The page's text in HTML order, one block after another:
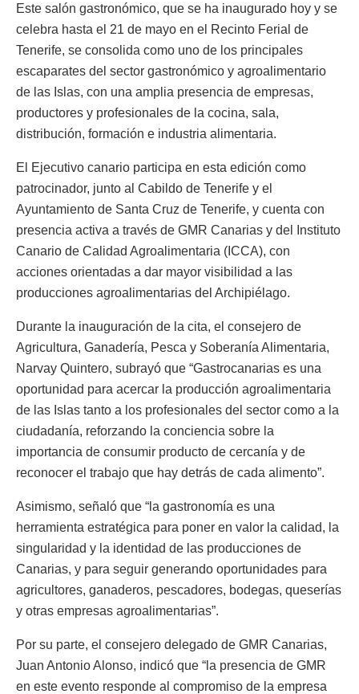
Este salón gastronómico, que se ha inaugurado hoy y se
celebra hasta el 21 de mayo en el Recinto Ferial de
Tenerife, se consolida como uno de los principales
escaparates del sector gastronómico y agroalimentario
de las Islas, con una amplia presencia de empresas,
productores y profesionales de la cocina, sala,
distribución, formación e industria alimentaria.
El Ejecutivo canario participa en esta edición como
patrocinador, junto al Cabildo de Tenerife y el
Ayuntamiento de Santa Cruz de Tenerife, y cuenta con
presencia activa a través de GMR Canarias y del Instituto
Canario de Calidad Agroalimentaria (ICCA), con
acciones orientadas a dar mayor visibilidad a las
producciones agroalimentarias del Archipiélago.
Durante la inauguración de la cita, el consejero de
Agricultura, Ganadería, Pesca y Soberanía Alimentaria,
Narvay Quintero, subrayó que “Gastrocanarias es una
oportunidad para acercar la producción agroalimentaria
de las Islas tanto a los profesionales del sector como a la
ciudadanía, reforzando la conciencia sobre la
importancia de consumir producto de cercanía y de
reconocer el trabajo que hay detrás de cada alimento”.
Asimismo, señaló que “la gastronomía es una
herramienta estratégica para poner en valor la calidad, la
singularidad y la identidad de las producciones de
Canarias, y para seguir generando oportunidades para
agricultores, ganaderos, pescadores, bodegas, queserías
y otras empresas agroalimentarias”.
Por su parte, el consejero delegado de GMR Canarias,
Juan Antonio Alonso, indicó que “la presencia de GMR
en este evento responde al compromiso de la empresa